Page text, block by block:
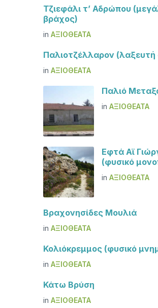
Τζιεφάλι τ’ Αδρώπου
βράχος)
inΑΞΙΟΘΈΑΤΑ
Παλιοτζέλλαρον (λαξευτή
inΑΞΙΟΘΈΑΤΑ
Παλιό
inΑΞΙΟΘΈΑΤΑ
Εφτά Αϊ
(φυσικό
inΑΞΙΟΘΈΑΤΑ
Βραχονησίδες Μουλιά
inΑΞΙΟΘΈΑΤΑ
Κολιόκρεμμος (φυσικό
inΑΞΙΟΘΈΑΤΑ
Κάτω Βρύση
inΑΞΙΟΘΈΑΤΑ